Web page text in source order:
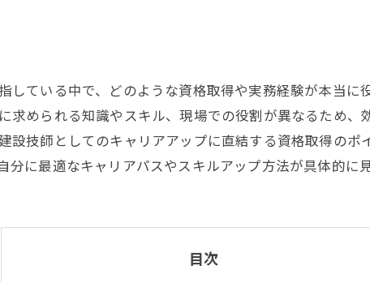
している中で、どのような資格取得や実務経験が本当
求められる知識やスキル、現場での役割が異なるため
設技師としてのキャリアアップに直結する資格取得の
に最適なキャリアパスやスキルアップ方法が具体的に
目次